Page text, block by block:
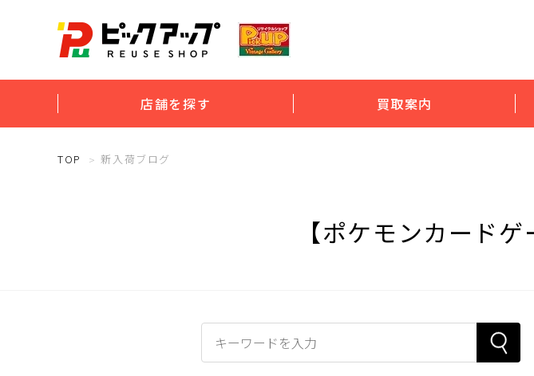
店舗を探す 買取案内
TOP 新入荷ブログ
【ポケモンカード